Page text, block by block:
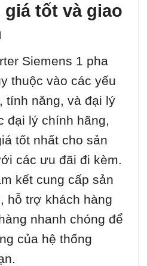
tốt và giao
Siemens 1 pha
thuộc vào các yếu
tính năng, và đại lý
đại lý chính hãng,
tốt nhất cho sản
các ưu đãi đi kèm.
kết cung cấp sản
hỗ trợ khách hàng
nhanh chóng để
của hệ thống